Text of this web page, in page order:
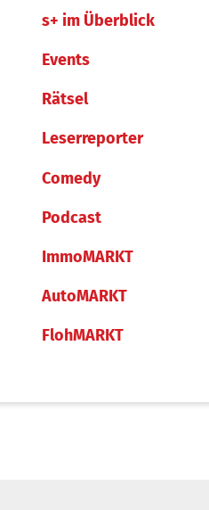
s+ im Überblick
Events
Rätsel
Leserreporter
Comedy
Podcast
ImmoMARKT
AutoMARKT
FlohMARKT